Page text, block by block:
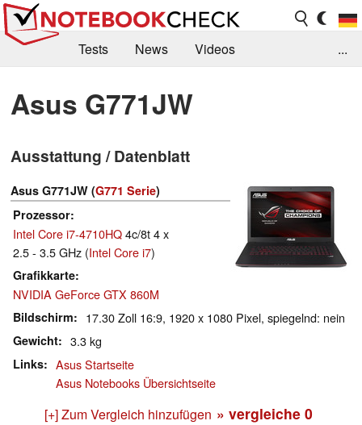
Tests News
Videos
Kaufberatung
Deals Suche
Forum
...
Asus G771JW
Ausstattung / Datenblatt
Asus G771JW (G771 Serie)
Prozessor
Intel Core i7-4710HQ4c/8t 4 x
2.5 - 3.5 GHz (Intel Core i7)
Grafikkarte
NVIDIA GeForce GTX 860M
Bildschirm 17.30 Zoll 16:9, 1920 x 1080 Pixel, spiegelnd: nein
Gewicht 3.3 kg
Links
Asus Startseite
Asus Notebooks Übersichtseite
[+] Zum Vergleich hinzufügen » vergleiche 0